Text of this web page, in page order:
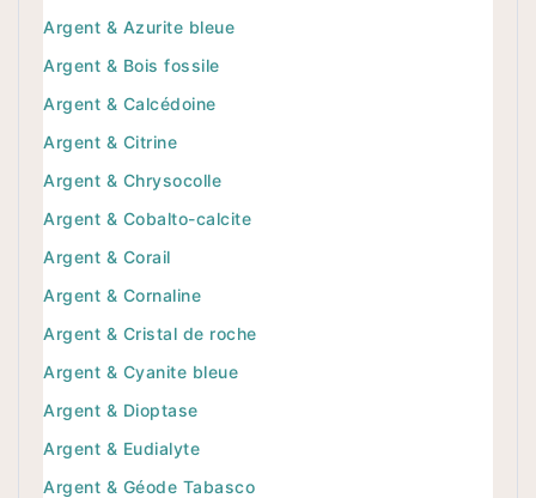
Argent & Azurite bleue
Argent & Bois fossile
Argent & Calcédoine
Argent & Citrine
Argent & Chrysocolle
Argent & Cobalto-calcite
Argent & Corail
Argent & Cornaline
Argent & Cristal de roche
Argent & Cyanite bleue
Argent & Dioptase
Argent & Eudialyte
Argent & Géode Tabasco